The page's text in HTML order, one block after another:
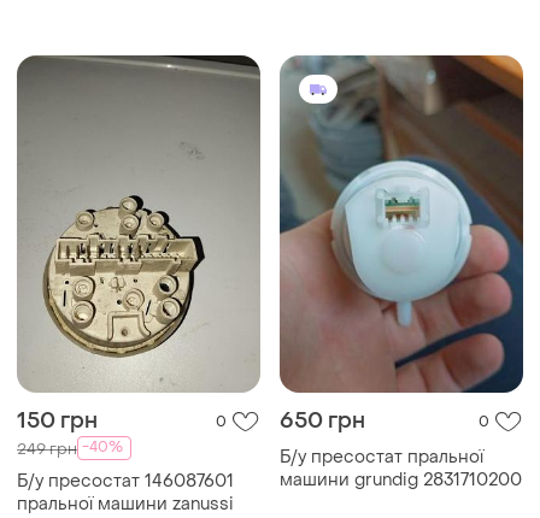
150 грн 0
249 грн -40%
Б/у пресостат 146087601
пральної машини zanussi
650 грн 0
Б/у пресостат пральної
машини grundig 2831710200